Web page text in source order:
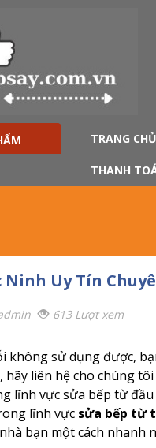
TRANG CHỦ
THANH
Ninh Uy Tín
613 Lượt xem
không sử dụng được,
hãy liên hệ cho chúng tôi
lĩnh vực sửa bếp từ
lĩnh vực sửa bếp từ
bạn một cách nhanh